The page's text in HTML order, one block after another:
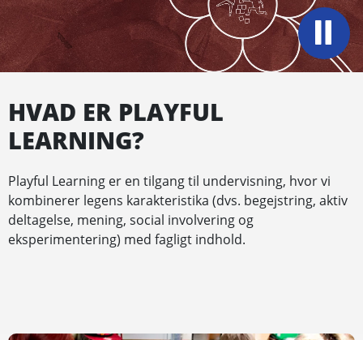
HVAD ER PLAYFUL
LEARNING?
Playful Learning er en tilgang til undervisning, hvor vi
kombinerer legens karakteristika (dvs. begejstring, aktiv
deltagelse, mening, social involvering og
eksperimentering) med fagligt indhold.